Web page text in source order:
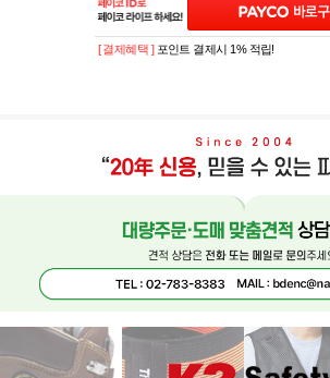
[ 결제혜택 ] 포인트 결제시 1% 적립!